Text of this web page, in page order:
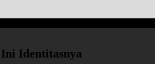
Identitasnya